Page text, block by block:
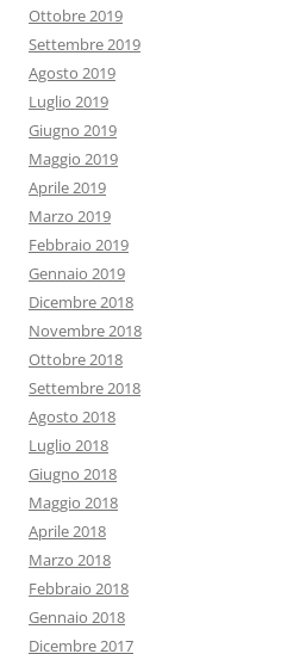
Ottobre 2019
Settembre 2019
Agosto 2019
Luglio 2019
Giugno 2019
Maggio 2019
Aprile 2019
Marzo 2019
Febbraio 2019
Gennaio 2019
Dicembre 2018
Novembre 2018
Ottobre 2018
Settembre 2018
Agosto 2018
Luglio 2018
Giugno 2018
Maggio 2018
Aprile 2018
Marzo 2018
Febbraio 2018
Gennaio 2018
Dicembre 2017